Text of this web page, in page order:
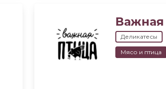
Деликатесы
Мясо и птица